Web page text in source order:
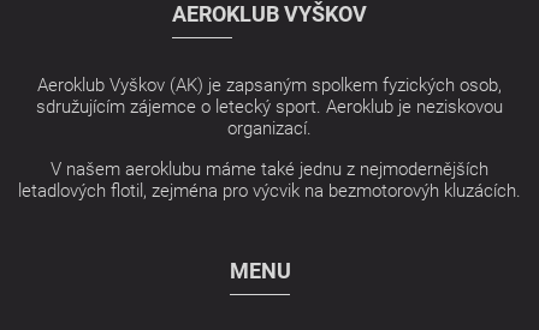
AEROKLUB VYŠKOV
Aeroklub Vyškov (AK) je zapsaným spolkem fyzických osob,
sdružujícím zájemce o letecký sport. Aeroklub je neziskovou
organizací.
V našem aeroklubu máme také jednu z nejmodernějších
letadlových flotil, zejména pro výcvik na bezmotorovýh kluzácích.
MENU